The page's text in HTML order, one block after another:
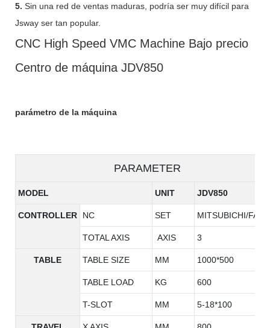
5. Sin una red de ventas maduras, podría ser muy difícil para
Jsway ser tan popular.
CNC High Speed ​​VMC Machine Bajo precio
Centro de máquina JDV850
parámetro de la máquina
PARAMETER
MODEL UNIT JDV850
CONTROLLER NC SET MITSUBICHI/
TOTAL AXIS AXIS 3
TABLE TABLE SIZE MM 1000*500
TABLE LOAD KG 600
T-SLOT MM 5-18*100